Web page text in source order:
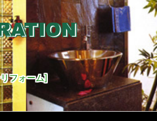
フォーム]